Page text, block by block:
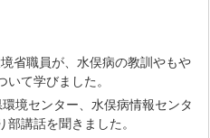
省職員が、水俣病の教訓やもや
て学びました。
境センター、水俣病情報センタ
講話を聞きました。